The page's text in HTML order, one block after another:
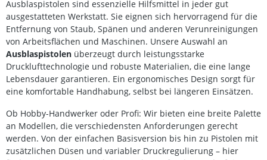
Ausblaspistolen sind essenzielle Hilfsmittel in jeder gut
ausgestatteten Werkstatt. Sie eignen sich hervorragend für die
Entfernung von Staub, Spänen und anderen Verunreinigungen
von Arbeitsflächen und Maschinen. Unsere Auswahl an
Ausblaspistolen überzeugt durch leistungsstarke
Drucklufttechnologie und robuste Materialien, die eine lange
Lebensdauer garantieren. Ein ergonomisches Design sorgt für
eine komfortable Handhabung, selbst bei längeren Einsätzen.
Ob Hobby-Handwerker oder Profi: Wir bieten eine breite Palette
an Modellen, die verschiedensten Anforderungen gerecht
werden. Von der einfachen Basisversion bis hin zu Pistolen mit
zusätzlichen Düsen und variabler Druckregulierung – hier